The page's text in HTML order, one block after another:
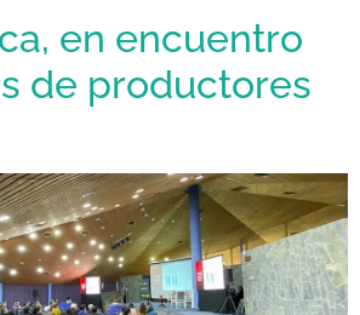
en encuentro
de productores